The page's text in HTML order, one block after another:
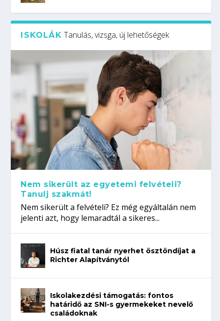
ISKOLÁK Tanulás, vizsga, új lehetőségek
Nem sikerült az egyetemi felvételi?
Tanulj szakmát!
Nem sikerült a felvételi? Ez még egyáltalán nem
jelenti azt, hogy lemaradtál a sikeres...
Húsz fiatal tanár nyerhet ösztöndíjat a
Richter Alapítványtól
Iskolakezdési támogatás: fontos
határidő az SNI-s gyermekeket nevelő
családoknak